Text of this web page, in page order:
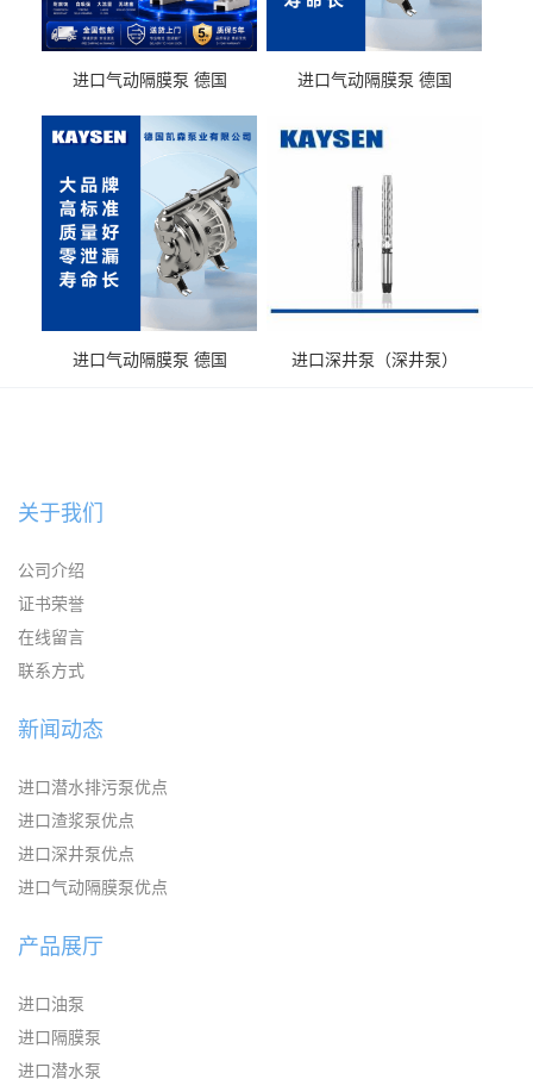
进口气动隔膜泵 德国
送气动泵
进口气动隔膜泵 德国
输送
进口气动隔膜泵 德国
进口深井泵（深井泵）
关于我们
公司介绍
证书荣誉
在线留言
联系方式
新闻动态
进口潜水排污泵优点
进口渣浆泵优点
进口深井泵优点
进口气动隔膜泵优点
产品展厅
进口油泵
进口隔膜泵
进口潜水泵